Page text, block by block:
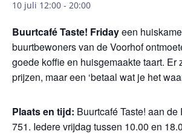
10 juli 12:00 - 20:00
Buurtcafé Taste! Fridayeen
buurtbewoners van de Voorhof
goede koffie en huisgemaakte taart. Er
prijzen, maar een ‘betaal wat je het
Plaats en tijd: Buurtcafé Taste! aan
751. Iedere vrijdag tussen 10.00 en